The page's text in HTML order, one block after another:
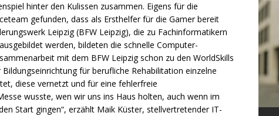
hinter den Kulissen zusammen. Eigens für die
gefunden, dass als Ersthelfer für die Gamer bereit
Leipzig (BFW Leipzig), die zu Fachinformatikern
werden, bildeten die schnelle Computer-
mit dem BFW Leipzig schon zu den WorldSkills
für berufliche Rehabilitation einzelne
diese vernetzt und für eine fehlerfreie
wusste, wen wir uns ins Haus holten, auch wenn im
Start gingen“, erzählt Maik Küster, stellvertretender IT-